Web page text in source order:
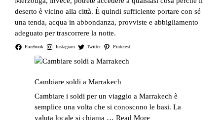
deserto è vicino alla città. È quindi sufficiente portare con sé
una tenda, acqua in abbondanza, provviste e abbigliamento
adeguato per trascorrere la notte.
Facebook Instagram Twitter Pinterest
Cambiare soldi a Marrakech
Cambiare i soldi per un viaggio a Marrakech è
semplice una volta che si conoscono le basi. La
valuta locale si chiama … Read More